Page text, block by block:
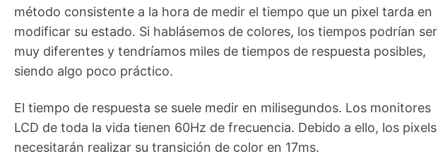
método consistente a la hora de medir el tiempo que un pixel tarda en
modificar su estado. Si hablásemos de colores, los tiempos podrían ser
muy diferentes y tendríamos miles de tiempos de respuesta posibles,
siendo algo poco práctico.
El tiempo de respuesta se suele medir en milisegundos. Los monitores
LCD de toda la vida tienen 60Hz de frecuencia. Debido a ello, los pixels
necesitarán realizar su transición de color en 17ms.